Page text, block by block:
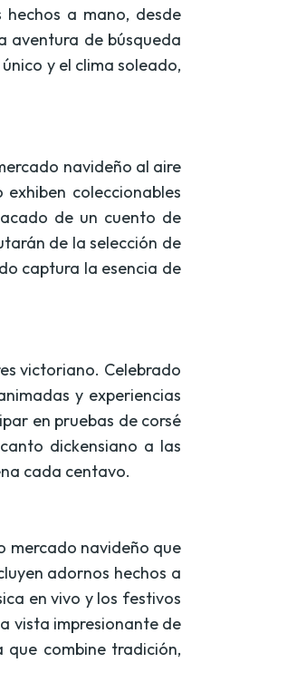
a mano, desde
aventura de búsqueda
y el clima soleado,
navideño al aire
coleccionables
de un cuento de
de la selección de
captura la esencia de
victoriano. Celebrado
y experiencias
en pruebas de corsé
dickensiano a las
cada centavo.
mercado navideño que
adornos hechos a
en vivo y los festivos
vista impresionante de
que combine tradición,